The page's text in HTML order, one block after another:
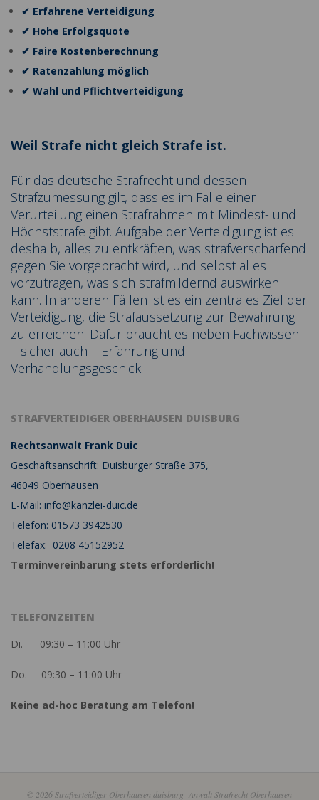
✔ Erfahrene Verteidigung
✔ Hohe Erfolgsquote
✔ Faire Kostenberechnung
✔ Ratenzahlung möglich
✔ Wahl und Pflichtverteidigung
Weil Strafe nicht gleich Strafe ist.
Für das deutsche Strafrecht und dessen
Strafzumessung gilt, dass es im Falle einer
Verurteilung einen Strafrahmen mit Mindest- und
Höchststrafe gibt. Aufgabe der Verteidigung ist es
deshalb, alles zu entkräften, was strafverschärfend
gegen Sie vorgebracht wird, und selbst alles
vorzutragen, was sich strafmildernd auswirken
kann. In anderen Fällen ist es ein zentrales Ziel der
Verteidigung, die Strafaussetzung zur Bewährung
zu erreichen. Dafür braucht es neben Fachwissen
– sicher auch – Erfahrung und
Verhandlungsgeschick.
STRAFVERTEIDIGER OBERHAUSEN DUISBURG
Rechtsanwalt Frank Duic
Geschäftsanschrift: Duisburger Straße 375,
46049 Oberhausen
E-Mail: info@kanzlei-duic.de
Telefon: 01573 3942530
Telefax: 0208 45152952
Terminvereinbarung stets erforderlich!
TELEFONZEITEN
Di. 09:30 – 11:00 Uhr
Do. 09:30 – 11:00 Uhr
Keine ad-hoc Beratung am Telefon!
© 2026 Strafverteidiger Oberhausen duisburg- Anwalt Strafrecht Oberhausen